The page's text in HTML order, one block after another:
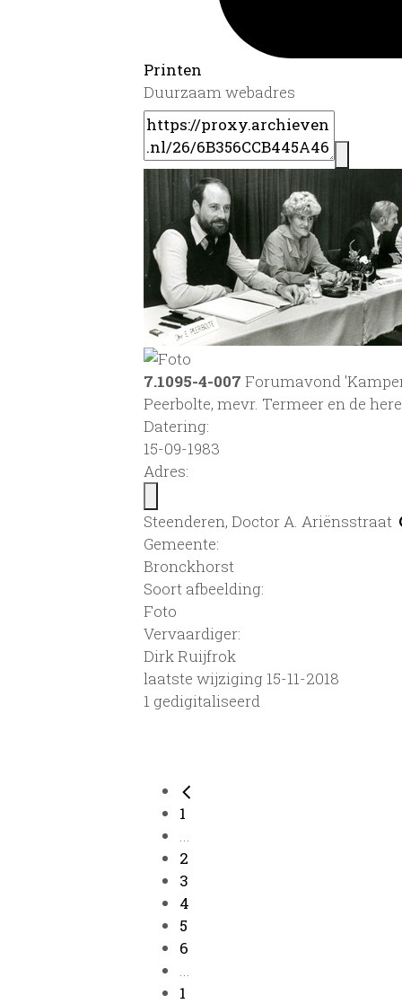
Printen
Duurzaam webadres
7.1095-4-007 Forumavond
Peerbolte, mevr. Termeer en de
Datering:
15-09-1983
Adres:
Steenderen, Doctor A. Ariënsstraat
Gemeente:
Bronckhorst
Soort afbeelding:
Foto
Vervaardiger:
Dirk Ruijfrok
laatste wijziging 15-11-2018
1 gedigitaliseerd
1
...
2
3
4
5
6
...
1